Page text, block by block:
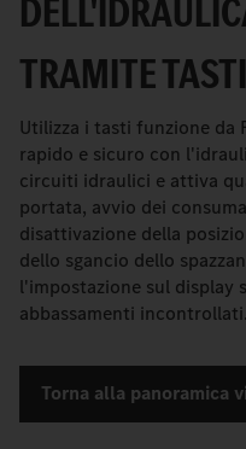
TRAMITE
Utilizza i tasti funzione da
rapido e sicuro con
circuiti idraulici e attiva
portata, avvio dei
disattivazione della
dello sgancio dello
l'impostazione sul display
abbassamenti incontrollati.
Torna alla panoramica